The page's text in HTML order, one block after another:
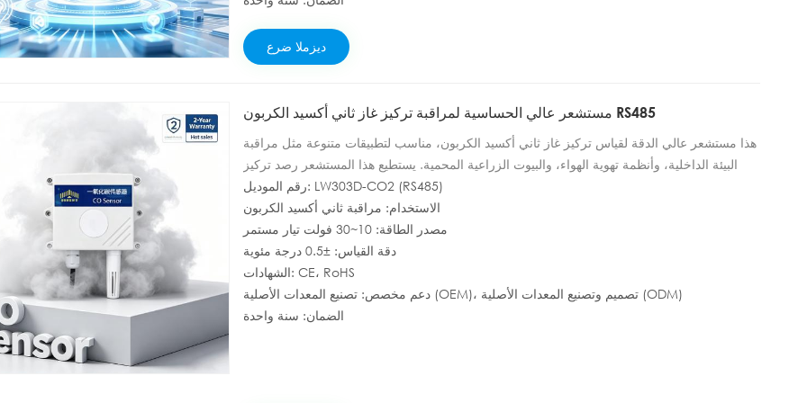
ديزملا ضرع
مستشعر عالي الحساسية لمراقبة تركيز غاز ثاني أكسيد الكربون RS485
هذا مستشعر عالي الدقة لقياس تركيز غاز ثاني أكسيد الكربون، مناسب لتطبيقات متنوعة مثل مراقبة
البيئة الداخلية، وأنظمة تهوية الهواء، والبيوت الزراعية المحمية. يستطيع هذا المستشعر رصد تركيز
ثاني أكسيد الكربون في الهواء لحظيًا، وإخراج بيانات دقيقة، ويتميز بسرعة استجابة عالية، وثبات قوي،
ومقاومة ممتازة للتداخل. كما يدعم طرقًا متعددة لإخراج الإشارة، مما يسهل دمجه مع مختلف
رقم الموديل: LW303D-CO2 (RS485)
الاستخدام: مراقبة ثاني أكسيد الكربون
مصدر الطاقة: 10~30 فولت تيار مستمر
دقة القياس: ±0.5 درجة مئوية
الشهادات: CE، RoHS
دعم مخصص: تصنيع المعدات الأصلية (OEM)، تصميم وتصنيع المعدات الأصلية (ODM)
الضمان: سنة واحدة